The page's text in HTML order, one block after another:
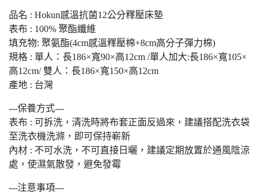
品名 : Hokun感溫抗菌12公分釋壓床墊
表布 : 100% 聚酯纖維
填充物: 聚氨酯(4cm感溫釋壓棉+8cm高分子彈力棉)
規格 : 單人：長186×寬90×高12cm /單人加大:長186×寬105×
高12cm/ 雙人：長186×寬150×高12cm
產地 : 台灣
---保養方式---
表布 : 可拆洗，清洗時將布套正面反過來，建議搭配洗衣袋
至洗衣機洗滌，即可保持嶄新
內材 : 不可水洗，不可直接日曬，建議定期放置於通風陰涼
處，使濕氣散發，避免發霉
---注意事項---